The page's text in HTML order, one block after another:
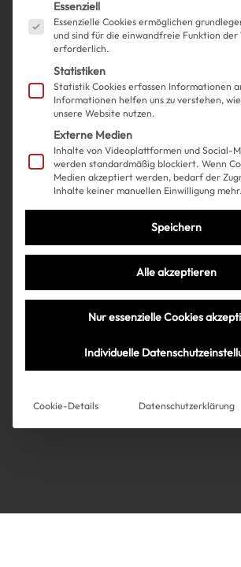
Über uns
Jackets sind die
diesen Winter
Über uns
Kooperationen
Instagram
Très Click
Impressum
AGB
Essenziell
Essenzielle Cookies ermöglichen
und sind für die einwandfreie Funktion der
erforderlich.
Statistiken
Statistik Cookies erfassen Informationen
Informationen helfen uns zu verstehen,
unsere Website nutzen.
Externe Medien
Inhalte von Videoplattformen und Social-
werden standardmäßig blockiert. Wenn
Medien akzeptiert werden, bedarf der
Inhalte keiner manuellen Einwilligung mehr.
Speichern
Alle akzeptieren
Nur essenzielle Cookies
Individuelle
Cookie-Details Datenschutzerklärung